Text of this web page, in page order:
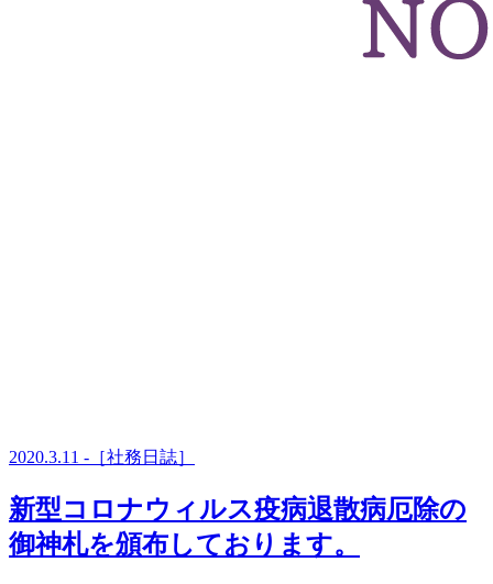
2020.3.11 -［社務日誌］
新型コロナウィルス疫病退散病厄除の
御神札を頒布しております。